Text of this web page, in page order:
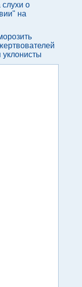
о
на